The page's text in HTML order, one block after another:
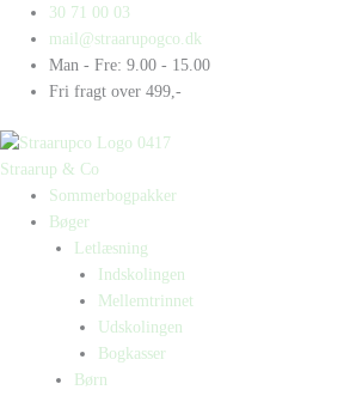
indholdet
30 71 00 03
mail@straarupogco.dk
Man - Fre: 9.00 - 15.00
Fri fragt over 499,-
Straarup & Co
Sommerbogpakker
Bøger
Letlæsning
Indskolingen
Mellemtrinnet
Udskolingen
Bogkasser
Børn
Products
search
Products
search